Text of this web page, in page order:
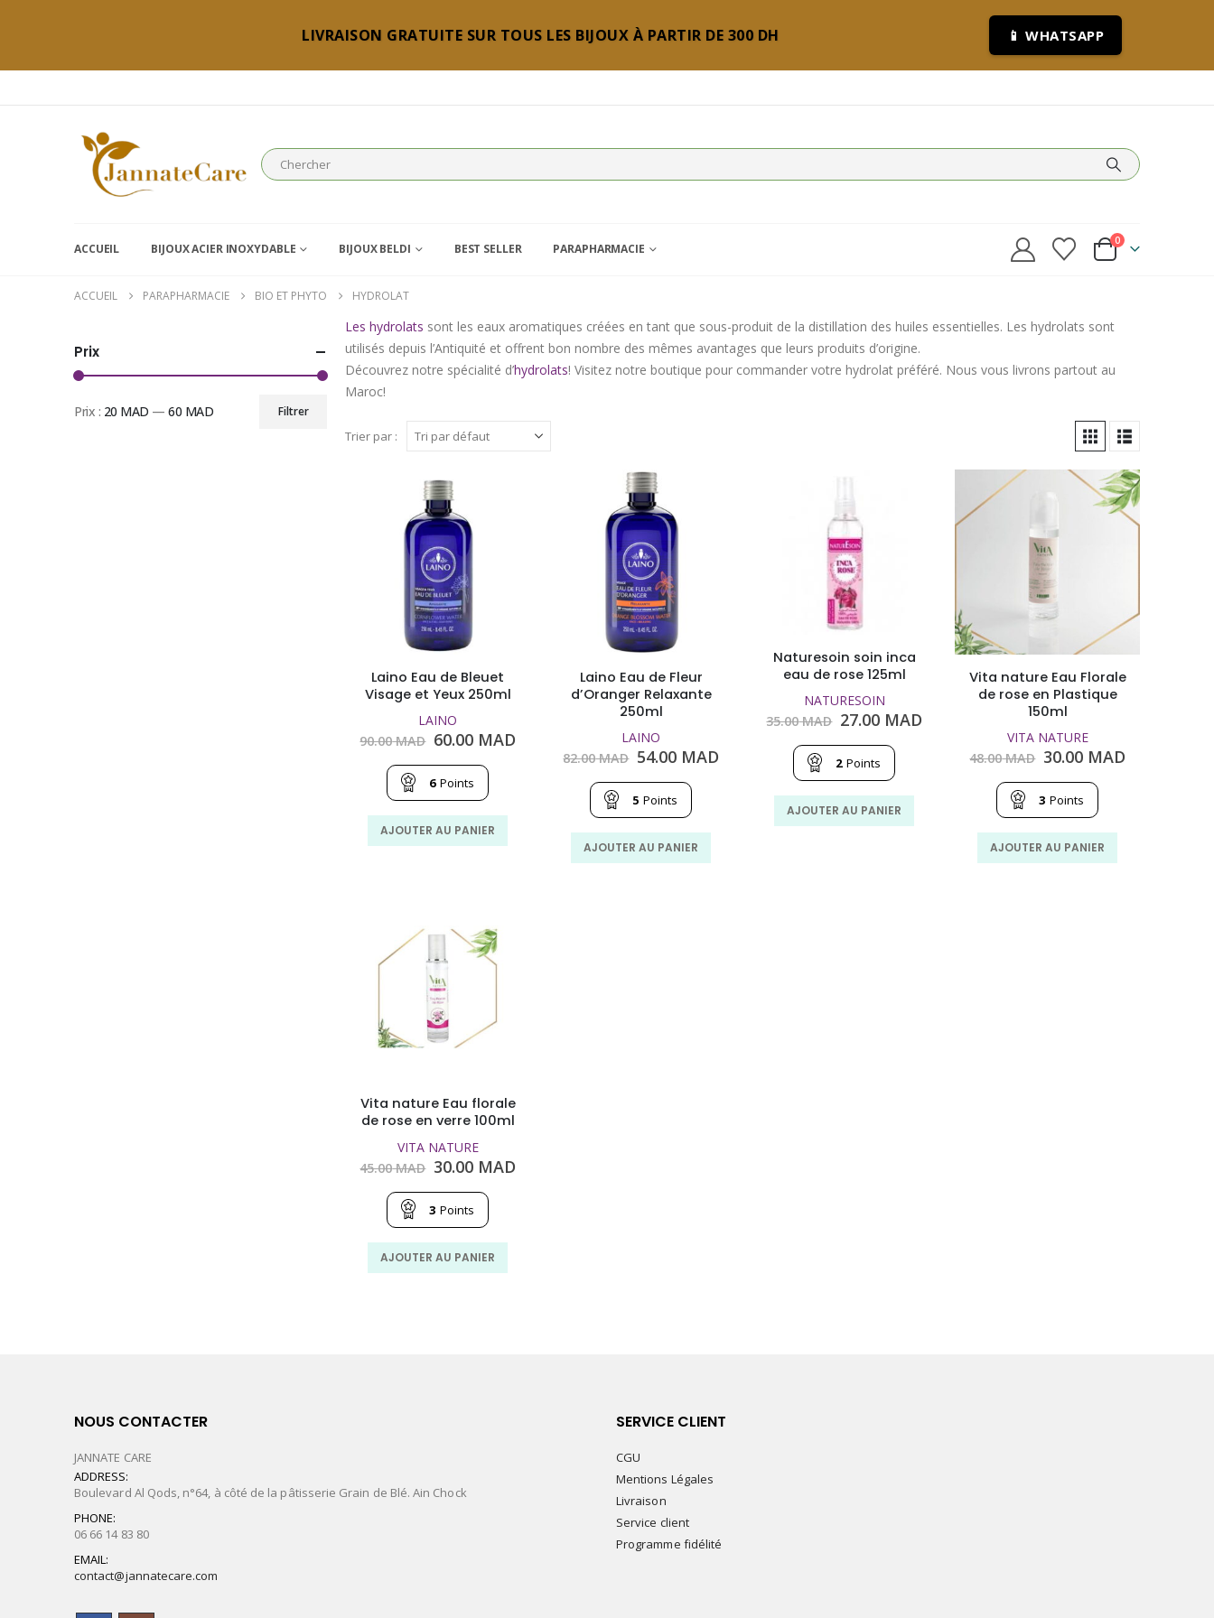
LIVRAISON GRATUITE SUR TOUS LES BIJOUX À PARTIR DE 300 DH 📱 WHATSAPP
ACCUEIL BIJOUX ACIER INOXYDABLE BIJOUX BELDI BEST SELLER PARAPHARMACIE
0
ACCUEIL PARAPHARMACIE BIO ET PHYTO HYDROLAT
Les hydrolats sont les eaux aromatiques créées en tant que sous-produit de la distillation des huiles essentielles. Les hydrolats sont
utilisés depuis l’Antiquité et offrent bon nombre des mêmes avantages que leurs produits d’origine.
Découvrez notre spécialité d’hydrolats! Visitez notre boutique pour commander votre hydrolat préféré. Nous vous livrons partout au
Maroc!
Trier par :
Laino Eau de Bleuet
Visage et Yeux 250ml
LAINO
90.00MAD Le
initial
était :
90.00
MAD.
60.00MADLe
6 Points
AJOUTER AU PANIER
Laino Eau de Fleur
d’Oranger Relaxante
250ml
LAINO
82.00MAD Le
initial
était :
82.00
MAD.
54.00MADLe
5 Points
AJOUTER AU PANIER
Naturesoin soin inca
eau de rose 125ml
NATURESOIN
35.00MAD Le
initial
était :
35.00
MAD.
27.00MADLe
2 Points
AJOUTER AU PANIER
Vita nature Eau Florale
de rose en Plastique
150ml
VITA NATURE
48.00MAD Le
initial
était :
48.00
MAD.
30.00MADLe
3 Points
AJOUTER AU PANIER
Vita nature Eau florale
de rose en verre 100ml
VITA NATURE
45.00MAD Le
initial
était :
45.00
MAD.
30.00MADLe
3 Points
AJOUTER AU PANIER
Prix
Filtrer
Prix : 20 MAD —60 MAD
NOUS CONTACTER
JANNATE CARE
ADDRESS:
Boulevard Al Qods, n°64, à côté de la pâtisserie Grain de Blé. Ain Chock
PHONE:
06 66 14 83 80
EMAIL:
contact@jannatecare.com
SERVICE CLIENT
CGU
Mentions Légales
Livraison
Service client
Programme fidélité